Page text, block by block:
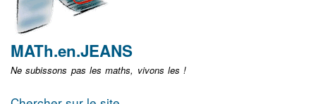
MATh.en.JEANS
Ne subissons pas les maths, vivons les !